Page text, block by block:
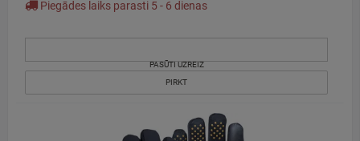
Piegādes laiks parasti 5 - 6 dienas
PASŪTI UZREIZ
PIRKT